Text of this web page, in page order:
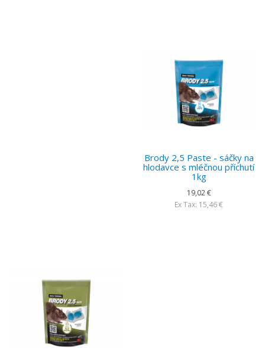
Brody 2,5 Paste - sáčky na
hlodavce s mléčnou příchutí
1kg
19,02 €
Ex Tax: 15,46 €